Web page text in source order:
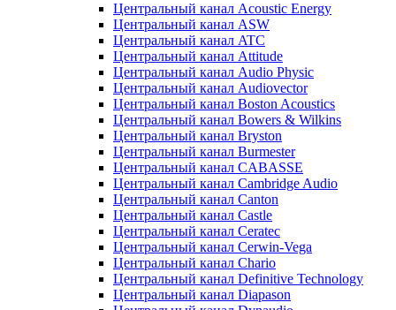
Центральный канал Acoustic Energy
Центральный канал ASW
Центральный канал ATC
Центральный канал Attitude
Центральный канал Audio Physic
Центральный канал Audiovector
Центральный канал Boston Acoustics
Центральный канал Bowers & Wilkins
Центральный канал Bryston
Центральный канал Burmester
Центральный канал CABASSE
Центральный канал Cambridge Audio
Центральный канал Canton
Центральный канал Castle
Центральный канал Ceratec
Центральный канал Cerwin-Vega
Центральный канал Chario
Центральный канал Definitive Technology
Центральный канал Diapason